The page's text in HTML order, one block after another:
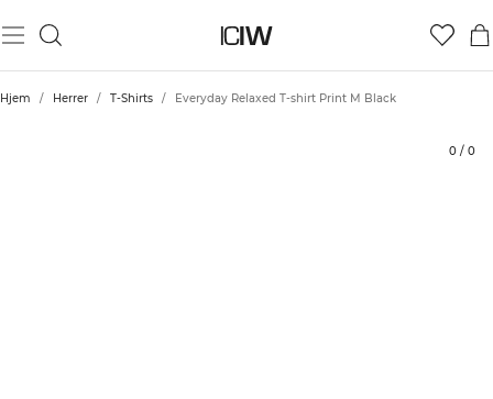
Hjem / Herrer / T-Shirts / Everyday Relaxed T-shirt Print M Black
0 / 0